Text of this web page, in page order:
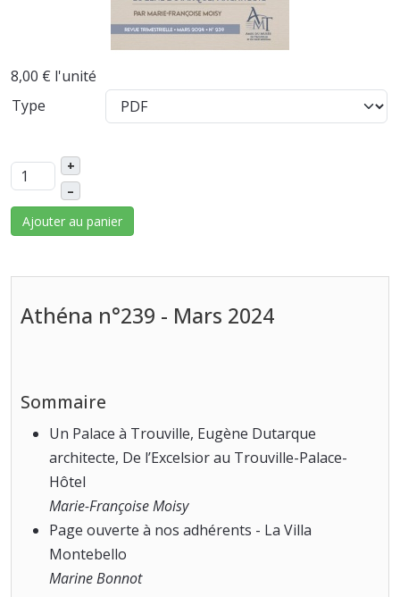
8,00 € l'unité
Type
+
–
Ajouter au panier
Athéna n°239 - Mars 2024
Sommaire
Un Palace à Trouville, Eugène Dutarque
architecte, De l’Excelsior au Trouville-Palace-
Hôtel
Marie-Françoise Moisy
Page ouverte à nos adhérents - La Villa
Montebello
Marine Bonnot